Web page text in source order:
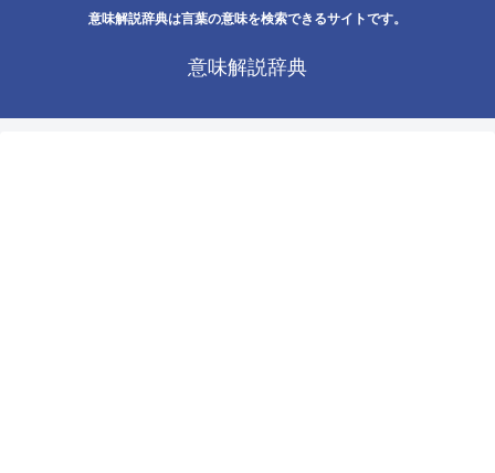
意味解説辞典は言葉の意味を検索できるサイトです。
意味解説辞典